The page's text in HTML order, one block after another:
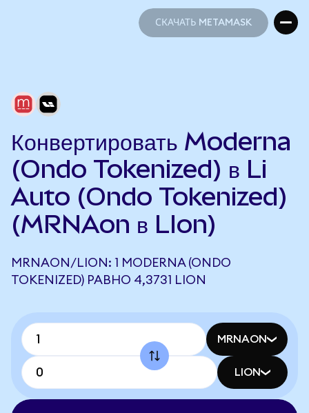
СКАЧАТЬ METAMASK
Конвертировать Moderna
(Ondo Tokenized) в Li
Auto (Ondo Tokenized)
(MRNAon в LIon)
MRNAON/LION: 1 MODERNA (ONDO
TOKENIZED) РАВНО 4,3731 LION
MRNAON
LION